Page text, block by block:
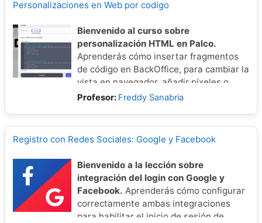
Personalizaciones en Web por codigo
Bienvenido al curso sobre
personalización HTML en Palco.
Aprenderás cómo insertar fragmentos
de código en BackOffice, para cambiar la
vista en navegador, añadir píxeles o
activar servicios externos.
Profesor: Freddy Sanabria
Registro con Redes Sociales: Google y Facebook
Bienvenido a la lección sobre
integración del login con Google y
Facebook. Aprenderás cómo configurar
correctamente ambas integraciones
para habilitar el inicio de sesión de